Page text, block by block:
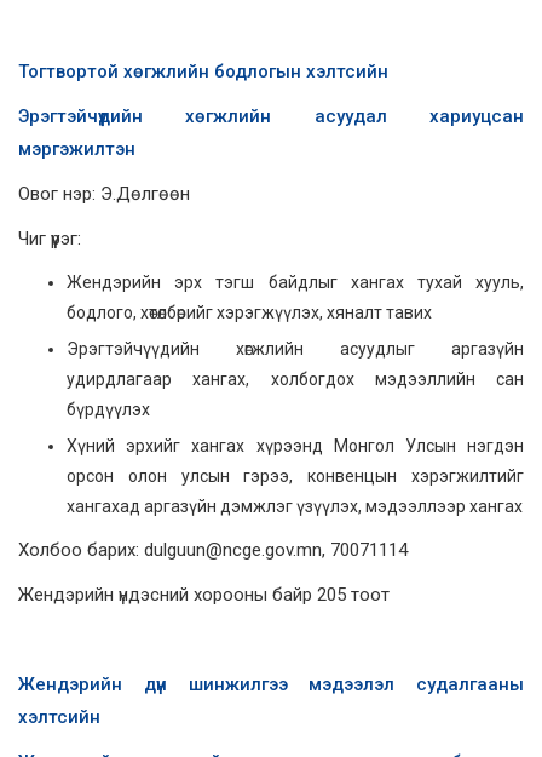
Тогтвортой хөгжлийн бодлогын хэлтсийн
Эрэгтэйчүүдийн хөгжлийн асуудал хариуцсан
мэргэжилтэн
Овог нэр: Э.Дөлгөөн
Чиг үүрэг:
Жендэрийн эрх тэгш байдлыг хангах тухай хууль,
бодлого, хөтөлбөрийг хэрэгжүүлэх, хяналт тавих
Эрэгтэйчүүдийн хөгжлийн асуудлыг аргазүйн
удирдлагаар хангах, холбогдох мэдээллийн сан
бүрдүүлэх
Хүний эрхийг хангах хүрээнд Монгол Улсын нэгдэн
орсон олон улсын гэрээ, конвенцын хэрэгжилтийг
хангахад аргазүйн дэмжлэг үзүүлэх, мэдээллээр хангах
Холбоо барих: dulguun@ncge.gov.mn, 70071114
Жендэрийн үндэсний хорооны байр 205 тоот
Жендэрийн дүн шинжилгээ мэдээлэл судалгааны
хэлтсийн